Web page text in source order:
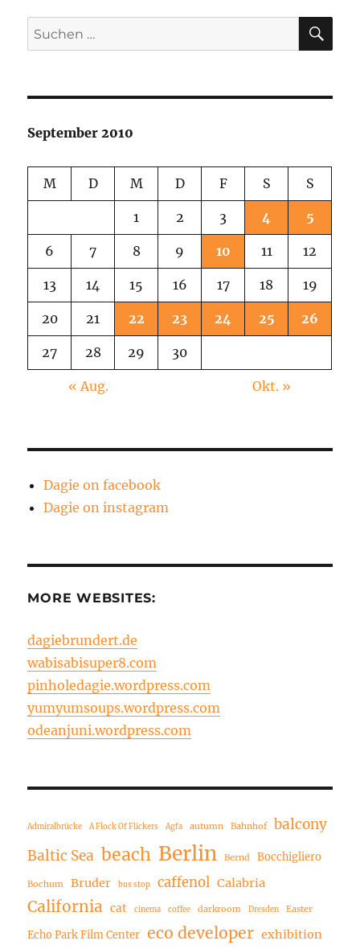
Suchen
nach:
September 2010
M D M D F S S
1 2 3 4 5
6 7 8 9 10 11 12
13 14 15 16 17 18 19
20 21 22 23 24 25 26
27 28 29 30
« Aug. Okt. »
Dagie on facebook
Dagie on instagram
MORE WEBSITES:
dagiebrundert.de
wabisabisuper8.com
pinholedagie.wordpress.com
yumyumsoups.wordpress.com
odeanjuni.wordpress.com
Admiralbrücke A Flock Of Flickers Agfa autumn Bahnhof
balcony
Baltic Sea beach Berlin Bernd Bocchigliero
Bochum Bruder bus stop caffenol Calabria
California cat cinema coffee darkroom Dresden Easter
Echo Park Film Center eco developer exhibition